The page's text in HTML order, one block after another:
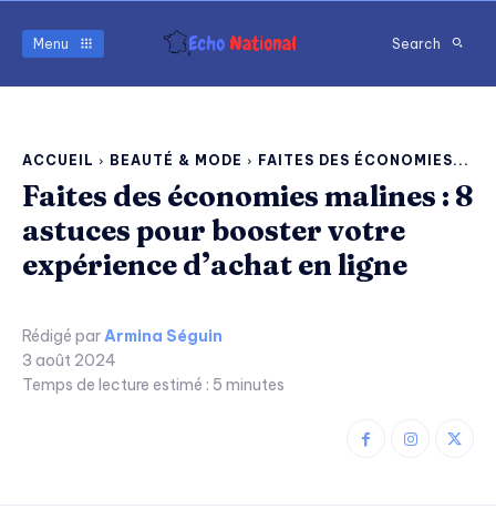
Menu Search
ACCUEIL BEAUTÉ & MODE FAITES DES ÉCONOMIES...
Faites des économies malines : 8
astuces pour booster votre
expérience d’achat en ligne
Rédigé parArmina Séguin
3 août 2024
Temps de lecture estimé : 5 minutes